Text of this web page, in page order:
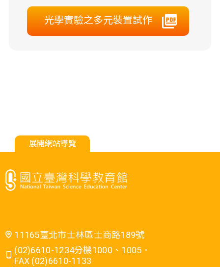
光學實驗之多元裝置試作
展開網站導覽
11165臺北市士林區士商路189號
(02)6610-1234分機1000、1005．
FAX (02)6610-1133